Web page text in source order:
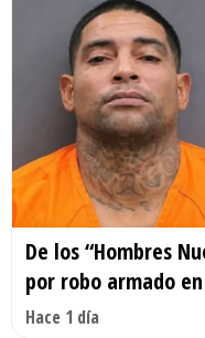
De los “Hombres
por robo armado
Hace 1 día